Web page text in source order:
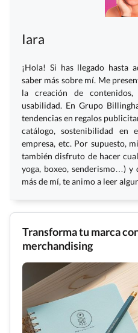
Iara
¡Hola! Si has llegado hasta
saber más sobre mí. Me
la creación de
usabilidad. En Grupo
tendencias en regalos
catálogo, sostenibilidad
empresa, etc. Por supuesto,
también disfruto de hacer
yoga, boxeo, senderismo…) y
más de mí, te animo a leer
Transforma tu marca
merchandising